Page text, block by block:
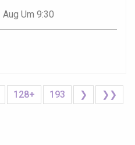
Aug Um 9:30
128+ 193 ❯ ❯❯